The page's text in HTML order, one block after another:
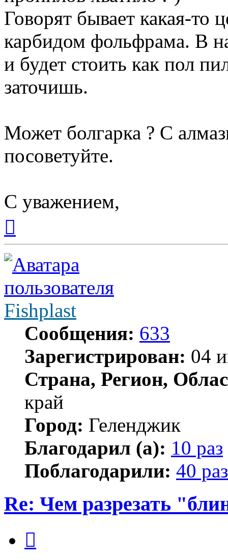
Говорят бывает какая-то
карбидом фольфрама. В
и будет стоить как пол
заточишь.
Может болгарка ? С
посоветуйте.
С уважением,
началу
Fishplast
Сообщения: 633
Зарегистрирован: 04
Страна, Регион,
край
Город: Геленджик
Благодарил (а): 10 раз
Поблагодарили: 40 раз
Re: Чем разрезать